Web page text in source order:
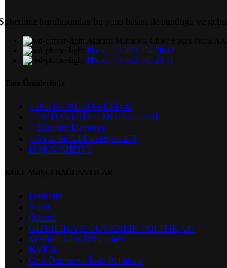
kuruluşundan bu yana başarı ile sunduğu ve
Phone : (0507) 254 78 42
Phone : (0552) 500 23 11
>2K DEFNE DAVETİYE
> 2K DAVETİYE MODELLERİ
> Ekonom Davetiye
> PVC Şeffaf Davetiye1453
HAKKIMIZDA
Hesabım
Sepet
Ödeme
GİZLİLİK VE GÜVENLİK POLİTİKASI
Mesafeli Satış Sözleşmesi
KVKK
Geri Ödeme ve İade Politikası